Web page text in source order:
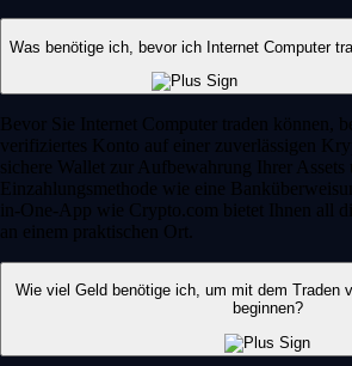
Was benötige ich, bevor ich Internet Computer
Bevor Sie Internet Computer traden können,
verifiziertes Konto auf einer zuverlässigen
sichere Wallet zur Aufbewahrung Ihrer Assets
Einzahlungsmethode wie eine
in-One-App wie Crypto.com bietet Ihnen all
an einem praktischen Ort.
Wie viel Geld benötige ich, um mit dem Traden
beginnen?